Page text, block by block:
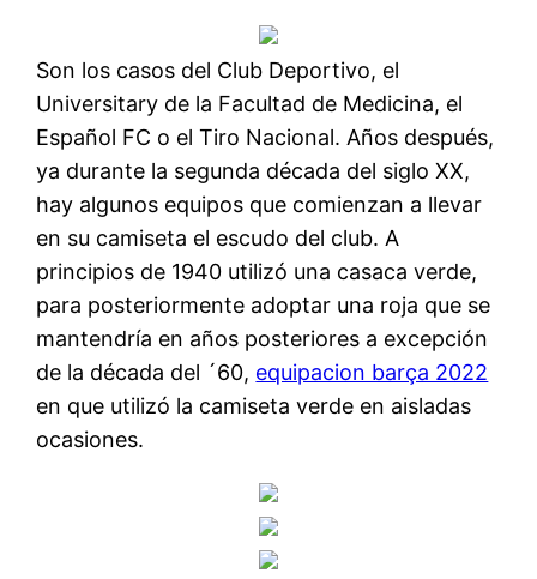
Son los casos del Club Deportivo, el
Universitary de la Facultad de Medicina, el
Español FC o el Tiro Nacional. Años después,
ya durante la segunda década del siglo XX,
hay algunos equipos que comienzan a llevar
en su camiseta el escudo del club. A
principios de 1940 utilizó una casaca verde,
para posteriormente adoptar una roja que se
mantendría en años posteriores a excepción
de la década del ´60, equipacion barça 2022
en que utilizó la camiseta verde en aisladas
ocasiones.